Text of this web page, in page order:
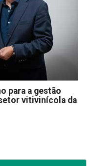
para a gestão
vitivinícola da